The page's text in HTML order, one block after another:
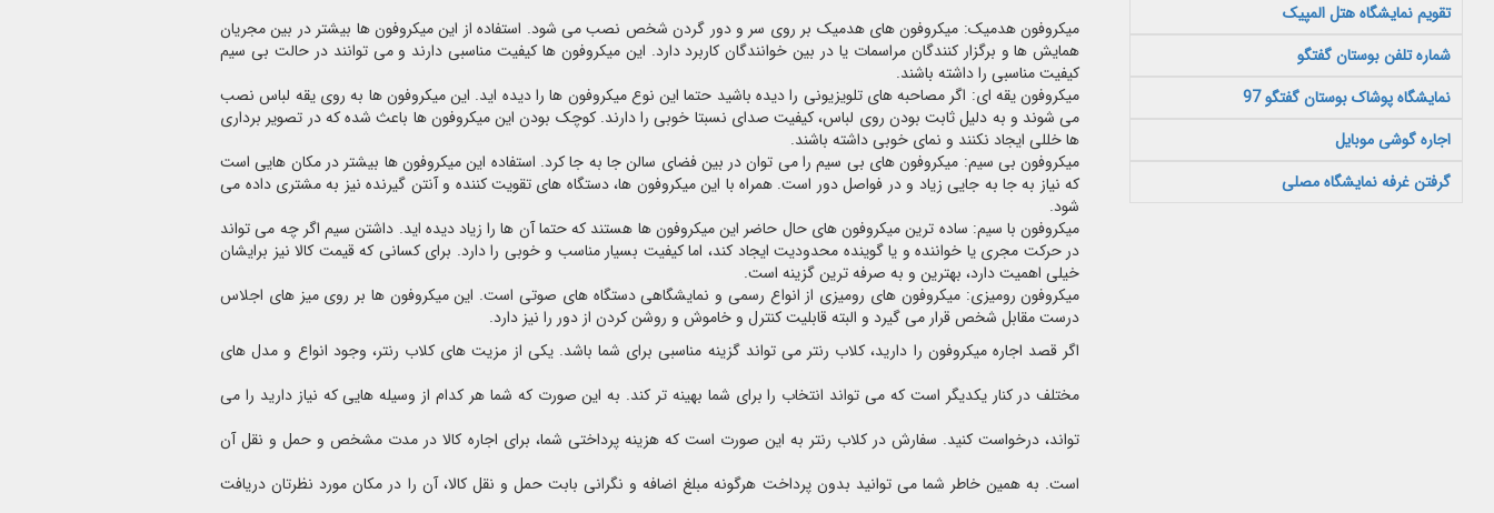
میکروفون هدمیک: میکروفون های هدمیک بر روی سر و دور گردن شخص نصب می شود. استفاده از این میکروفون ها بیشتر در بین مجریان
همایش ها و برگزار کنندگان مراسمات یا در بین خوانندگان کاربرد دارد. این میکروفون ها کیفیت مناسبی دارند و می توانند در حالت بی سیم
کیفیت مناسبی را داشته باشند.
میکروفون یقه ای: اگر مصاحبه های تلویزیونی را دیده باشید حتما این نوع میکروفون ها را دیده اید. این میکروفون ها به روی یقه لباس نصب
می شوند و به دلیل ثابت بودن روی لباس، کیفیت صدای نسبتا خوبی را دارند. کوچک بودن این میکروفون ها باعث شده که در تصویر برداری
ها خللی ایجاد نکنند و نمای خوبی داشته باشند.
میکروفون بی سیم: میکروفون های بی سیم را می توان در بین فضای سالن جا به جا کرد. استفاده این میکروفون ها بیشتر در مکان هایی است
که نیاز به جا به جایی زیاد و در فواصل دور است. همراه با این میکروفون ها، دستگاه های تقویت کننده و آنتن گیرنده نیز به مشتری داده می
شود.
میکروفون با سیم: ساده ترین میکروفون های حال حاضر این میکروفون ها هستند که حتما آن ها را زیاد دیده اید. داشتن سیم اگر چه می تواند
در حرکت مجری یا خواننده و یا گوینده محدودیت ایجاد کند، اما کیفیت بسیار مناسب و خوبی را دارد. برای کسانی که قیمت کالا نیز برایشان
خیلی اهمیت دارد، بهترین و به صرفه ترین گزینه است.
میکروفون رومیزی: میکروفون های رومیزی از انواع رسمی و نمایشگاهی دستگاه های صوتی است. این میکروفون ها بر روی میز های اجلاس
درست مقابل شخص قرار می گیرد و البته قابلیت کنترل و خاموش و روشن کردن از دور را نیز دارد.
اگر قصد اجاره میکروفون را دارید، کلاب رنتر می تواند گزینه مناسبی برای شما باشد. یکی از مزیت های کلاب رنتر، وجود انواع و مدل های
مختلف در کنار یکدیگر است که می تواند انتخاب را برای شما بهینه تر کند. به این صورت که شما هر کدام از وسیله هایی که نیاز دارید را می
تواند، درخواست کنید. سفارش در کلاب رنتر به این صورت است که هزینه پرداختی شما، برای اجاره کالا در مدت مشخص و حمل و نقل آن
است. به همین خاطر شما می توانید بدون پرداخت هرگونه مبلغ اضافه و نگرانی بابت حمل و نقل کالا، آن را در مکان مورد نظرتان دریافت
تقویم نمایشگاه هتل المپیک
شماره تلفن بوستان گفتگو
نمایشگاه پوشاک بوستان گفتگو 97
اجاره گوشی موبایل
گرفتن غرفه نمایشگاه مصلی